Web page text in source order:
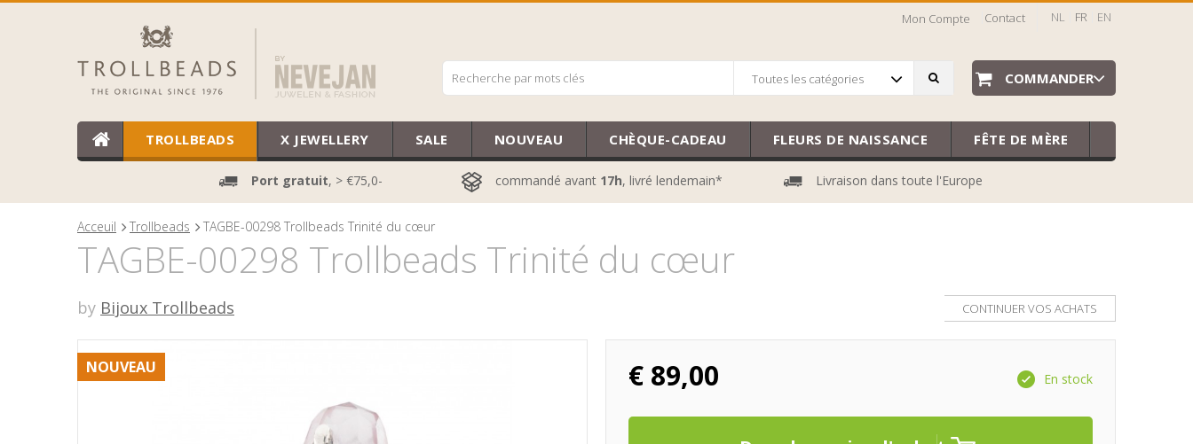
Mon Compte Contact NL FR EN
Toutes les catégories COMMANDER
TROLLBEADS X JEWELLERY SALE NOUVEAU CHÈQUE-CADEAU FLEURS DE NAISSANCE FÊTE DE MÈRE
Port gratuit, > €75,0- commandé avant 17h, livré lendemain* Livraison dans toute l'Europe
Acceuil Trollbeads TAGBE-00298 Trollbeads Trinité du cœur
TAGBE-00298 Trollbeads Trinité du cœur
by Bijoux Trollbeads CONTINUER VOS ACHATS
NOUVEAU € 89,00 En stock